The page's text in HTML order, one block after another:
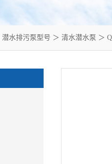
潜水排污泵型号 ＞ 清水潜水泵 ＞